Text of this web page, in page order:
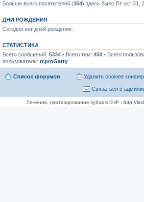
Больше всего посетителей (354) здесь было Пт окт 31,
ДНИ РОЖДЕНИЯ
Сегодня нет дней рождения.
СТАТИСТИКА
Всего сообщений: 5334 • Всего тем: 450 • Всего
пользователь: rcproGatty
Список форумов Удалить cookies
Связаться с
Лечение, протезирование зубов в КНР - http://